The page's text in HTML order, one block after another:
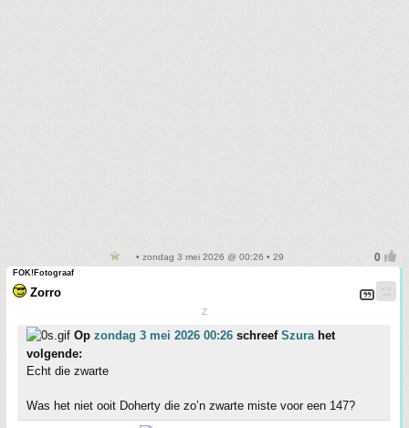
• zondag 3 mei 2026 @ 00:26 • 29
FOK!Fotograaf
Zorro
Z
Op zondag 3 mei 2026 00:26 schreef Szurahet
volgende:
Echt die zwarte
Was het niet ooit Doherty die zo’n zwarte miste voor een 147?